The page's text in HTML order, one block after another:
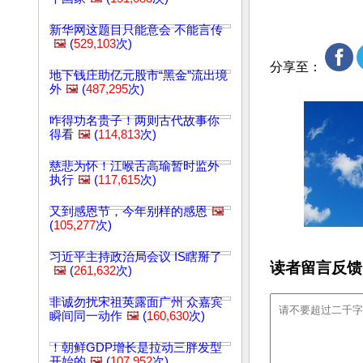
新华网这题目只能意会 不能言传
🖼️ (529,103次)
地下钱庄助亿元股市“黑金”流出境
外 🖼️ (487,295次)
咋得功名贵子！两则古代故事你
得看 🖼️ (114,813次)
慈悲为怀！江喉舌高瑜暂时监外
执行 🖼️ (117,615次)
又到感恩节，今年别样的感恩 🖼️
(105,277次)
习近平主持政治局会议 IS瞎掰了
🖼️ (261,632次)
非诚勿扰宋祖英露面广州 众嘉宾
瞬间同一动作 🖼️ (160,630次)
！朝鲜GDP增长是拉动三胖发型
分享至：
读者留言反